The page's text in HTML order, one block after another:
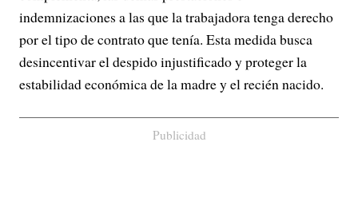
indemnizaciones a las que la trabajadora tenga derecho
por el tipo de contrato que tenía. Esta medida busca
desincentivar el despido injustificado y proteger la
estabilidad económica de la madre y el recién nacido.
Publicidad